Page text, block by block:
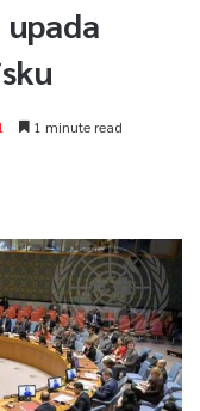
1 minute read